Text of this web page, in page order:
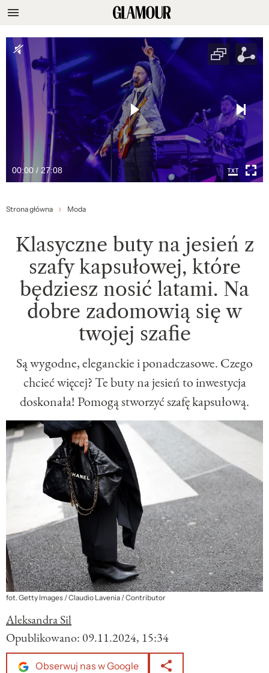
00:00 / 27:08
Strona główna Moda
Klasyczne buty na jesień z
szafy kapsułowej, które
będziesz nosić latami. Na
dobre zadomowią się w
twojej szafie
Są wygodne, eleganckie i ponadczasowe. Czego
chcieć więcej? Te buty na jesień to inwestycja
doskonała! Pomogą stworzyć szafę kapsułową.
fot. Getty Images / Claudio Lavenia / Contributor
Aleksandra Sil
Opublikowano: 09.11.2024, 15:34
Obserwuj nas w Google